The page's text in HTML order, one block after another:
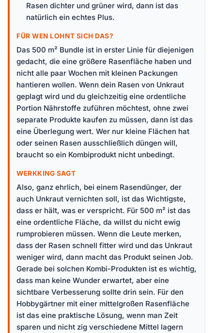
Rasen dichter und grüner wird, dann ist das
natürlich ein echtes Plus.
FÜR WEN LOHNT SICH DAS?
Das 500 m² Bundle ist in erster Linie für diejenigen
gedacht, die eine größere Rasenfläche haben und
nicht alle paar Wochen mit kleinen Packungen
hantieren wollen. Wenn dein Rasen von Unkraut
geplagt wird und du gleichzeitig eine ordentliche
Portion Nährstoffe zuführen möchtest, ohne zwei
separate Produkte kaufen zu müssen, dann ist das
eine Überlegung wert. Wer nur kleine Flächen hat
oder seinen Rasen ausschließlich düngen will,
braucht so ein Kombiprodukt nicht unbedingt.
WERKKING SAGT
Also, ganz ehrlich, bei einem Rasendünger, der
auch Unkraut vernichten soll, ist das Wichtigste,
dass er hält, was er verspricht. Für 500 m² ist das
eine ordentliche Fläche, da willst du nicht ewig
rumprobieren müssen. Wenn die Leute merken,
dass der Rasen schnell fitter wird und das Unkraut
weniger wird, dann macht das Produkt seinen Job.
Gerade bei solchen Kombi-Produkten ist es wichtig,
dass man keine Wunder erwartet, aber eine
sichtbare Verbesserung sollte drin sein. Für den
Hobbygärtner mit einer mittelgroßen Rasenfläche
ist das eine praktische Lösung, wenn man Zeit
sparen und nicht zig verschiedene Mittel lagern